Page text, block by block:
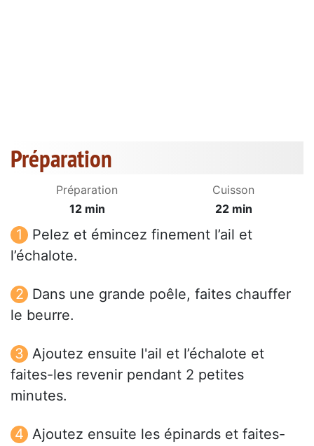
Préparation
Préparation
12 min
Cuisson
22 min
Pelez et émincez finement l’ail et
l’échalote.
Dans une grande poêle, faites chauffer
le beurre.
Ajoutez ensuite l'ail et l’échalote et
faites-les revenir pendant 2 petites
minutes.
Ajoutez ensuite les épinards et faites-